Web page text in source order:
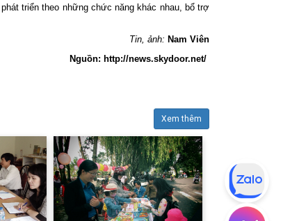
triển theo những chức năng khác nhau, bổ trợ
Tin, ảnh: Nam Viên
Nguồn: http://news.skydoor.net/
Xem thêm